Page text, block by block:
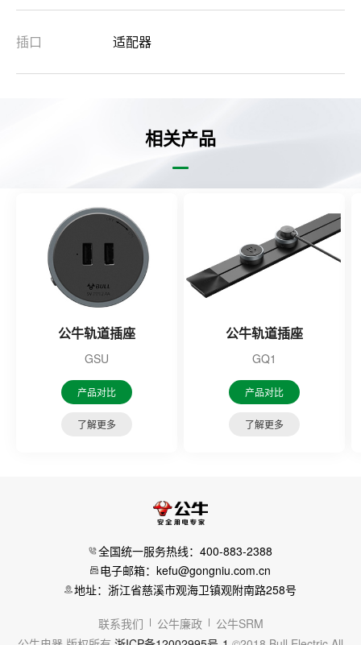
插口 适配器
相关产品
公牛轨道插座
GSU
产品对比
了解更多
公牛轨道插座
GQ1
产品对比
了解更多
全国统一服务热线：400-883-2388
电子邮箱：kefu@gongniu.com.cn
地址：浙江省慈溪市观海卫镇观附南路258号
联系我们 公牛廉政
公牛SRM